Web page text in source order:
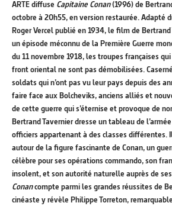
ARTE diffuse Capitaine Conan(1996) de
octobre à 20h55, en version restaurée. Adapté
Roger Vercel publié en 1934, le film de Bertrand
un épisode méconnu de la Première Guerre
du 11 novembre 1918, les troupes françaises
front oriental ne sont pas démobilisées.
soldats qui n’ont pas vu leur pays depuis des
faire face aux Bolcheviks, anciens alliés et
de cette guerre qui s’éternise et provoque de
Bertrand Tavernier dresse un tableau de
officiers appartenant à des classes différentes.
autour de la figure fascinante de Conan, un
célèbre pour ses opérations commando, son
insolent, et son autorité naturelle auprès de
Conancompte parmi les grandes réussites de
cinéaste y révèle Philippe Torreton,